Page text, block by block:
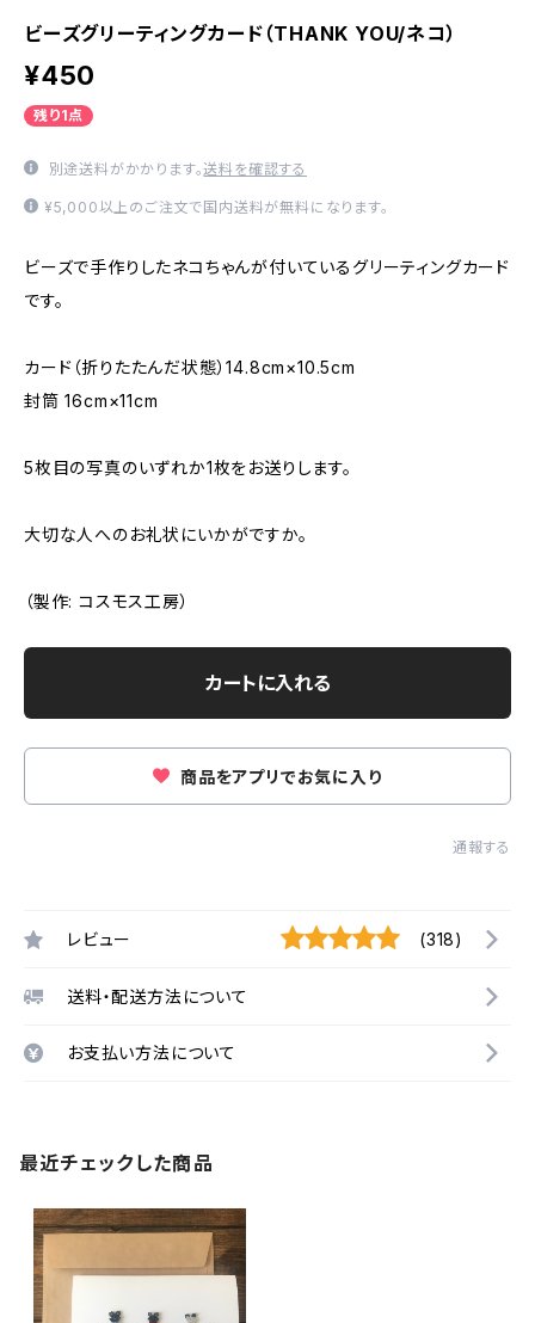
ビーズグリーティングカード（THANK YOU/ネコ）
¥450
残り1点
別途送料がかかります。送料を確認する
¥5,000以上のご注文で国内送料が無料になります。
ビーズで手作りしたネコちゃんが付いているグリーティングカード
です。
カード（折りたたんだ状態）14.8cm×10.5cm
封筒 16cm×11cm
5枚目の写真のいずれか1枚をお送りします。
大切な人へのお礼状にいかがですか。
（製作: コスモス工房）
カートに入れる
商品をアプリでお気に入り
通報する
レビュー (318)
送料・配送方法について
お支払い方法について
最近チェックした商品